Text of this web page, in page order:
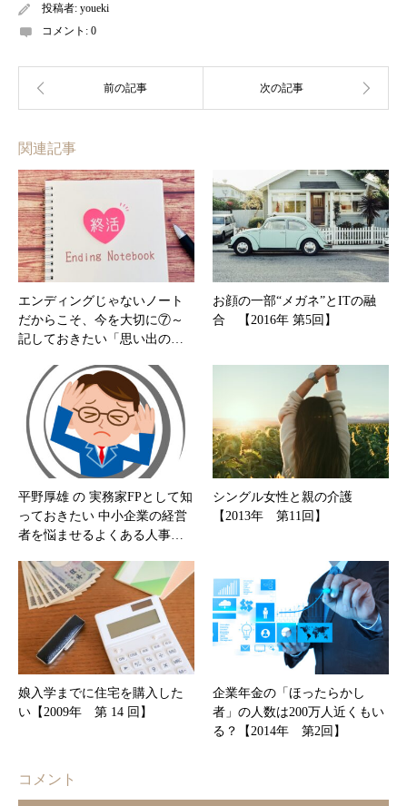
投稿者: youeki
コメント: 0
関連記事
エンディングじゃないノート
だからこそ、今を大切に⑦～
記しておきたい「思い出の…
お顔の一部“メガネ”とITの融
合 【2016年 第5回】
平野厚雄 の 実務家FPとして知
っておきたい 中小企業の経営
者を悩ませるよくある人事…
シングル女性と親の介護
【2013年 第11回】
娘入学までに住宅を購入した
い【2009年 第 14 回】
企業年金の「ほったらかし
者」の人数は200万人近くもい
る？【2014年 第2回】
コメント